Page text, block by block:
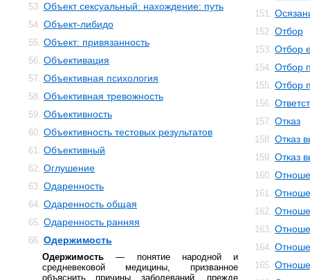
53. Объект сексуальный: нахождение: путь
54. Объект-либидо
55. Объект: привязанность
56. Объективация
57. Объективная психология
58. Объективная тревожность
59. Объективность
60. Объективность тестовых результатов
61. Объективный
62. Оглушение
63. Одаренность
64. Одаренность общая
65. Одаренность ранняя
66. Одержимость
Одержимость — понятие народной и
средневековой медицины, призванное
объяснить причины заболеваний, прежде
151.
152. Отбор
153. Отбор
154. Отбор
155. Отбор
156.
157. Отказ
158. Отказ
159. Отказ
160.
161.
162.
163.
164.
165.